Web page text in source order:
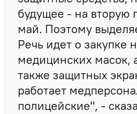
будущее - на вторую
май. Поэтому
Речь идет о закупке
медицинских масок,
также защитных
работает
полицейские", -